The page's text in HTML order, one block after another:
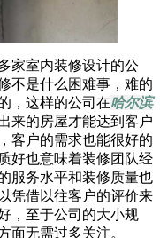
家室内装修设计的公
不是什么困难事，难的
，这样的公司在哈尔滨
来的房屋才能达到客户
客户的需求也能很好的
好也意味着装修团队经
服务水平和装修质量也
凭借以往客户的评价来
，至于公司的大小规
面无需过多关注。